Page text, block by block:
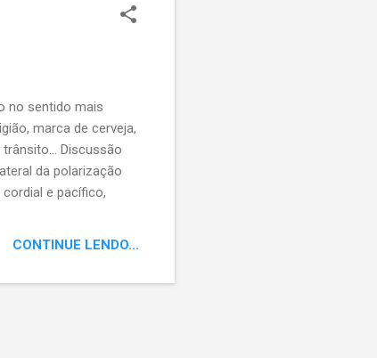
no sentido mais
marca de cerveja,
Discussão
da polarização
e pacífico,
CONTINUE LENDO...